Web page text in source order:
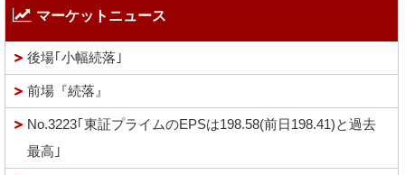
マーケットニュース
後場｢小幅続落｣
前場『続落』
No.3223｢東証プライムのEPSは198.58(前日198.41)と過去
最高｣